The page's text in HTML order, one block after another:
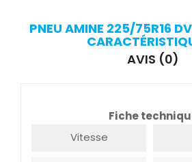
PNEU AMINE 225/75R16
AVIS (0)
Fiche
Vitesse